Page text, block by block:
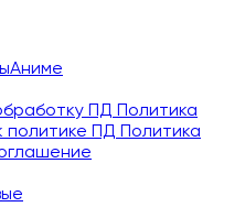
Аниме
ПД Политика
политике ПД Политика